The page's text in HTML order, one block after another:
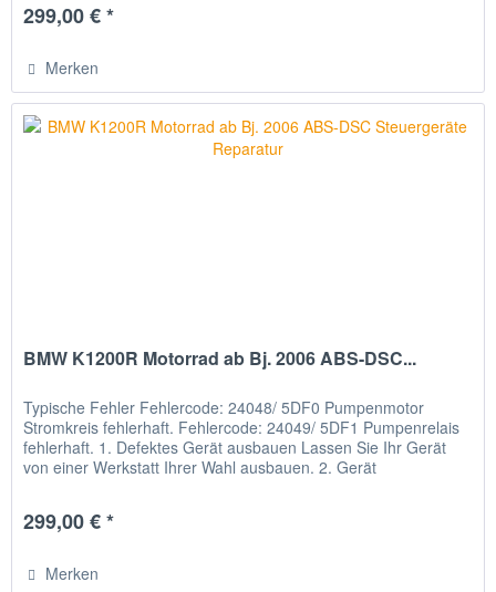
299,00 € *
Merken
BMW K1200R Motorrad ab Bj. 2006 ABS-DSC...
Typische Fehler Fehlercode: 24048/ 5DF0 Pumpenmotor
Stromkreis fehlerhaft. Fehlercode: 24049/ 5DF1 Pumpenrelais
fehlerhaft. 1. Defektes Gerät ausbauen Lassen Sie Ihr Gerät
von einer Werkstatt Ihrer Wahl ausbauen. 2. Gerät
299,00 € *
Merken